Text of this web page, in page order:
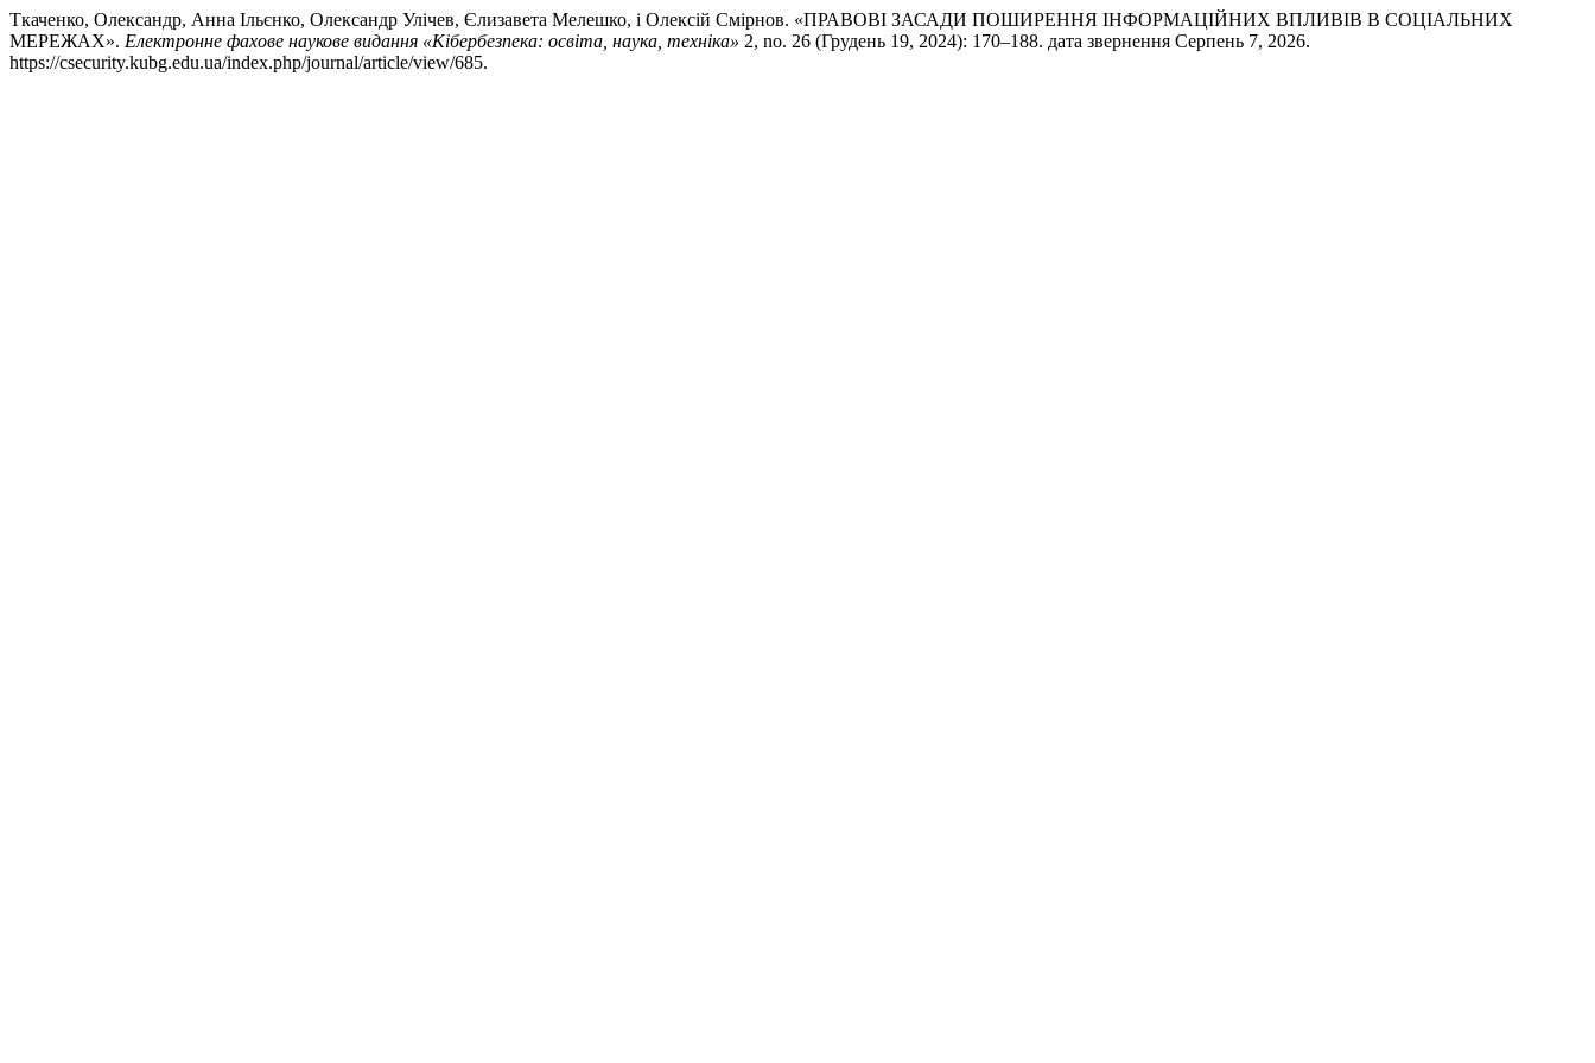
Ткаченко, Олександр, Анна Ільєнко, Олександр Улічев, Єлизавета Мелешко, і Олексій Смірнов. «ПРАВОВІ ЗАСАДИ ПОШИРЕННЯ ІНФОРМАЦІЙНИХ ВПЛИВІВ В СОЦІАЛЬНИХ
МЕРЕЖАХ». Електронне фахове наукове видання «Кібербезпека: освіта, наука, техніка» 2, no. 26 (Грудень 19, 2024): 170–188. дата звернення Серпень 7, 2026.
https://csecurity.kubg.edu.ua/index.php/journal/article/view/685.